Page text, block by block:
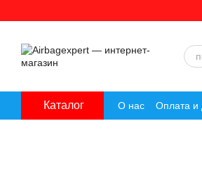
Каталог О нас Оплата и